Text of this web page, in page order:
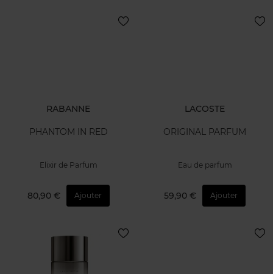
RABANNE
PHANTOM IN RED
Elixir de Parfum
80,90 € Ajouter
LACOSTE
ORIGINAL PARFUM
Eau de parfum
59,90 € Ajouter